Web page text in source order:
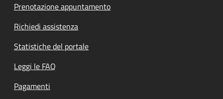
Prenotazione appuntamento
Richiedi assistenza
Statistiche del portale
Leggi le FAQ
Pagamenti